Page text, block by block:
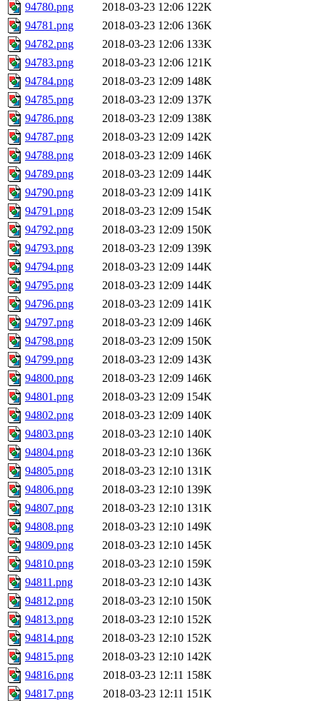
94780.png
2018-03-23 12:06 122K
94781.png
2018-03-23 12:06 136K
94782.png
2018-03-23 12:06 133K
94783.png
2018-03-23 12:06 121K
94784.png
2018-03-23 12:09 148K
94785.png
2018-03-23 12:09 137K
94786.png
2018-03-23 12:09 138K
94787.png
2018-03-23 12:09 142K
94788.png
2018-03-23 12:09 146K
94789.png
2018-03-23 12:09 144K
94790.png
2018-03-23 12:09 141K
94791.png
2018-03-23 12:09 154K
94792.png
2018-03-23 12:09 150K
94793.png
2018-03-23 12:09 139K
94794.png
2018-03-23 12:09 144K
94795.png
2018-03-23 12:09 144K
94796.png
2018-03-23 12:09 141K
94797.png
2018-03-23 12:09 146K
94798.png
2018-03-23 12:09 150K
94799.png
2018-03-23 12:09 143K
94800.png
2018-03-23 12:09 146K
94801.png
2018-03-23 12:09 154K
94802.png
2018-03-23 12:09 140K
94803.png
2018-03-23 12:10 140K
94804.png
2018-03-23 12:10 136K
94805.png
2018-03-23 12:10 131K
94806.png
2018-03-23 12:10 139K
94807.png
2018-03-23 12:10 131K
94808.png
2018-03-23 12:10 149K
94809.png
2018-03-23 12:10 145K
94810.png
2018-03-23 12:10 159K
94811.png
2018-03-23 12:10 143K
94812.png
2018-03-23 12:10 150K
94813.png
2018-03-23 12:10 152K
94814.png
2018-03-23 12:10 152K
94815.png
2018-03-23 12:10 142K
94816.png
2018-03-23 12:11 158K
94817.png
2018-03-23 12:11 151K